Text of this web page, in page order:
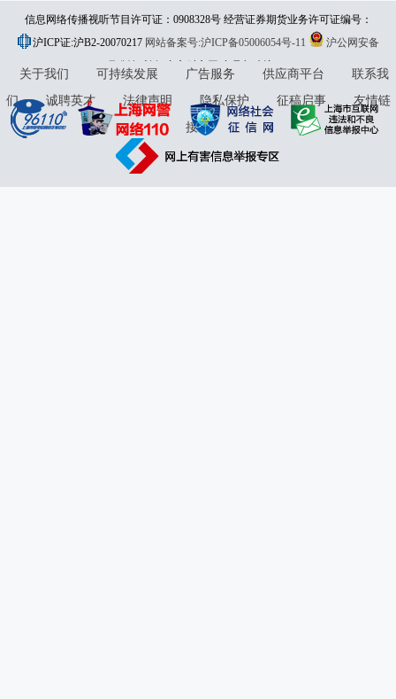
信息网络传播视听节目许可证：0908328号 经营证券期货业务许可证编号：
913101046312860336 违法和不良信息举报:021-61278686 举报邮箱：
jubao@eastmoney.com
沪ICP证:沪B2-20070217 网站备案号:沪ICP备05006054号-11
沪公网安备
31010402000120号版权所有:东方财富网意见与建议:4000300059/952500
关于我们 可持续发展 广告服务 供应商平台
联系我
们
诚聘英才 法律声明 隐私保护 征稿启事
友情链
接